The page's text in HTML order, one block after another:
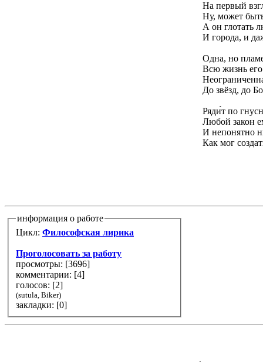
На первый
Ну, может
А он глотать
И города, и
Одна, но
Всю жизнь
До звёзд, до
Ряди́т по
Любой закон
И непонятно
Как мог
информация о работе
Цикл: Философская лирика
Проголосовать за работу
просмотры: [3696]
комментарии: [4]
голосов: [2]
(sutula, Biker)
закладки: [0]